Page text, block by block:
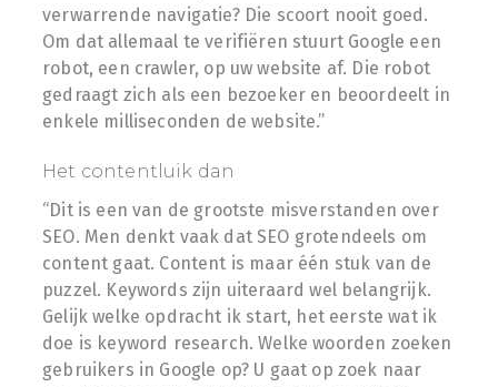
verwarrende navigatie? Die scoort nooit goed.
Om dat allemaal te verifiëren stuurt Google een
robot, een crawler, op uw website af. Die robot
gedraagt zich als een bezoeker en beoordeelt in
enkele milliseconden de website.”
Het contentluik dan
“Dit is een van de grootste misverstanden over
SEO. Men denkt vaak dat SEO grotendeels om
content gaat. Content is maar één stuk van de
puzzel. Keywords zijn uiteraard wel belangrijk.
Gelijk welke opdracht ik start, het eerste wat ik
doe is keyword research. Welke woorden zoeken
gebruikers in Google op? U gaat op zoek naar